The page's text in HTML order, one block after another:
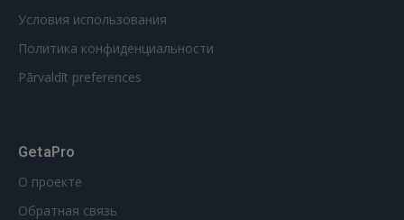
Условия использования
Политика конфиденциальности
Pārvaldīt preferences
GetaPro
О проекте
Обратная связь